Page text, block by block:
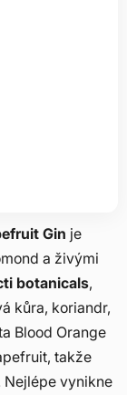
Gin je
a živými
botanicals,
kůra, koriandr,
Blood Orange
takže
Nejlépe vynikne